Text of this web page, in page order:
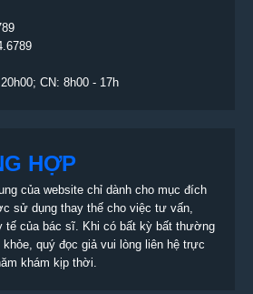
CN: 8h00 - 17h
HỢP
của website chỉ dành cho mục đích
sử dụng thay thế cho việc tư vấn,
tế của bác sĩ. Khi có bất kỳ bất thường
quý đọc giả vui lòng liên hệ trực
khám kịp thời.